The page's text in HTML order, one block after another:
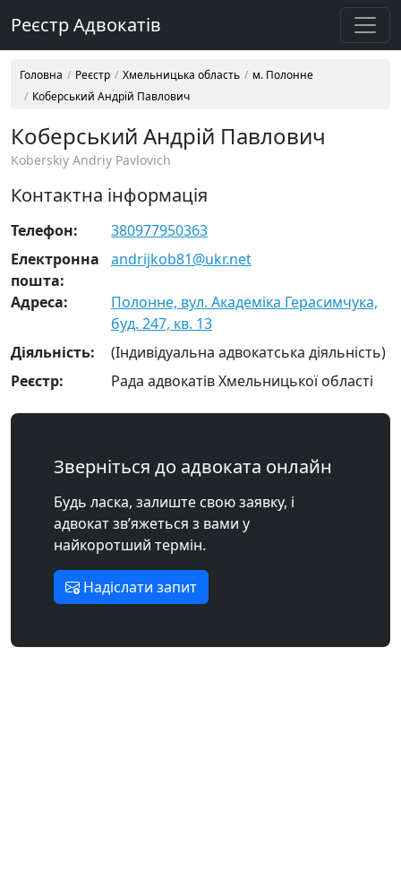
Реєстр Адвокатів
Головна Реєстр Хмельницька область
м. Полонне
Коберський Андрій Павлович
Коберський Андрій Павлович
Koberskiy Andriy Pavlovich
Контактна інформація
Телефон:
380977950363
Електронна
пошта:
andrijkob81@ukr.net
Адреса:
Полонне, вул. Академіка Герасимчука,
буд. 247, кв. 13
Діяльність:
(Індивідуальна адвокатська діяльність)
Реєстр:
Рада адвокатів Хмельницької області
Зверніться до адвоката онлайн
Будь ласка, залиште свою заявку, і
адвокат зв’яжеться з вами у
найкоротший термін.
Надіслати запит